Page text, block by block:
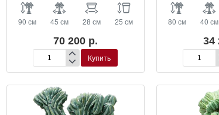
90 см 45 см 28 см 25 см
70 200 р.
Миртиллокактус
геометрический
Купить
80 см 40 см
34